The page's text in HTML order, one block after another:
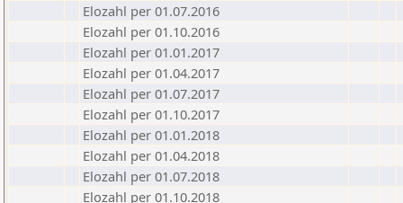
Elozahl per 01.07.2016
Elozahl per 01.10.2016
Elozahl per 01.01.2017
Elozahl per 01.04.2017
Elozahl per 01.07.2017
Elozahl per 01.10.2017
Elozahl per 01.01.2018
Elozahl per 01.04.2018
Elozahl per 01.07.2018
Elozahl per 01.10.2018